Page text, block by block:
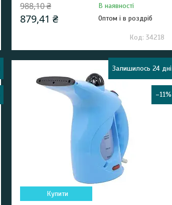
988,10 ₴
879,41 ₴
В наявності
Оптом і в роздріб
34218
–11%
Залишилось 24 дні
Купити